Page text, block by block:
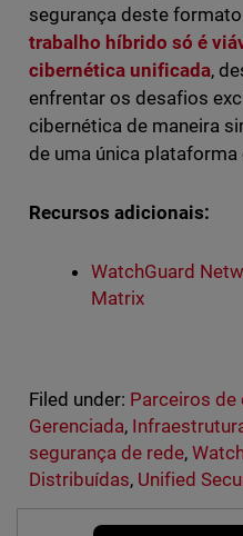
segurança deste
trabalho híbrido só é
cibernética unificada,
enfrentar os desafios
cibernética de maneira
de uma única
Recursos adicionais:
WatchGuard
Matrix
Filed under: Parceiros de
Gerenciada,
segurança de rede,
Distribuídas, Unified